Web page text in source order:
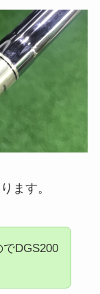
ます。
DGS200